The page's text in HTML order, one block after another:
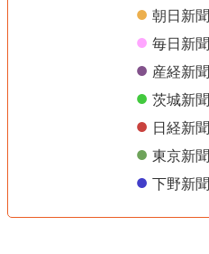
● 朝日新聞
● 毎日新聞
● 産経新聞
● 茨城新聞
● 日経新聞
● 東京新聞
● 下野新聞